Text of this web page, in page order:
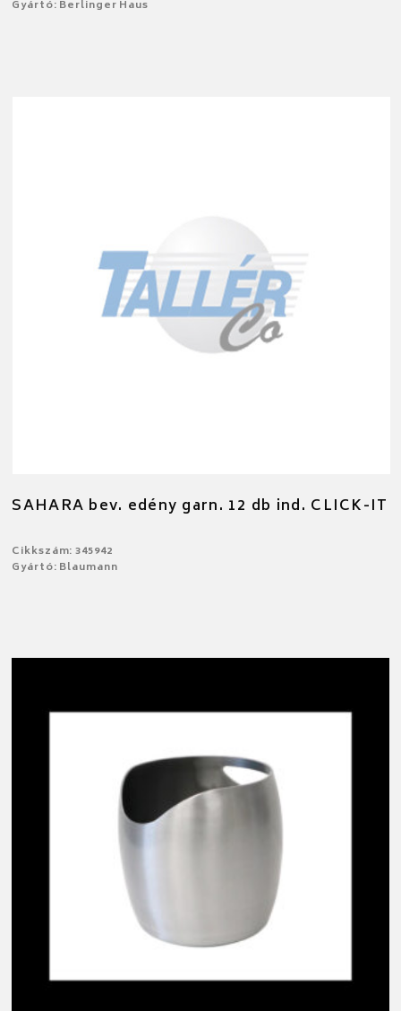
Gyártó: Berlinger Haus
SAHARA bev. edény garn. 12 db ind. CLICK-IT
Cikkszám: 345942
Gyártó: Blaumann